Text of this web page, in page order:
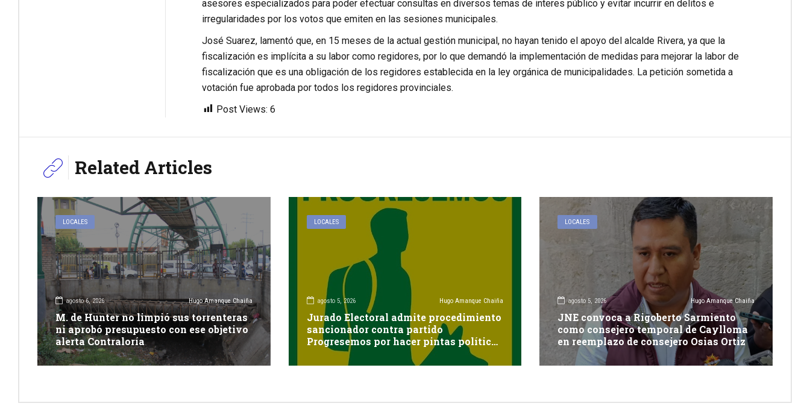
asesores especializados para poder efectuar consultas en diversos temas de interes público y evitar incurrir en delitos e
irregularidades por los votos que emiten en las sesiones municipales.
José Suarez, lamentó que, en 15 meses de la actual gestión municipal, no hayan tenido el apoyo del alcalde Rivera, ya que la
fiscalización es implícita a su labor como regidores, por lo que demandó la implementación de medidas para mejorar la labor de
fiscalización que es una obligación de los regidores establecida en la ley orgánica de municipalidades. La petición sometida a
votación fue aprobada por todos los regidores provinciales.
Post Views: 6
Related Articles
LOCALES
agosto 6, 2026 Hugo Amanque Chaiña
M. de Hunter no limpió sus torrenteras
ni aprobó presupuesto con ese objetivo
alerta Contraloría
LOCALES
agosto 5, 2026 Hugo Amanque Chaiña
Jurado Electoral admite procedimiento
sancionador contra partido
Progresemos por hacer pintas políticas
sin autorización en Cayma
LOCALES
agosto 5, 2026 Hugo Amanque Chaiña
JNE convoca a Rigoberto Sarmiento
como consejero temporal de Caylloma
en reemplazo de consejero Osias Ortiz